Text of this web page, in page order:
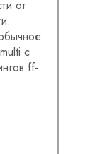
от
с
ff-